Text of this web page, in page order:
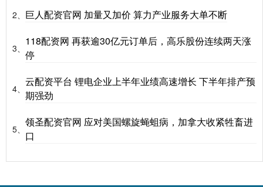
2、 巨人配资官网 加量又加价 算力产业服务大单不断
3、
118配资网 再获逾30亿元订单后，高乐股份连续两天涨
停
4、
云配资平台 锂电企业上半年业绩高速增长 下半年排产预
期强劲
5、
领圣配资官网 应对美国螺旋蝇蛆病，加拿大收紧牲畜进
口